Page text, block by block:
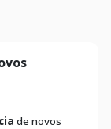
de novos